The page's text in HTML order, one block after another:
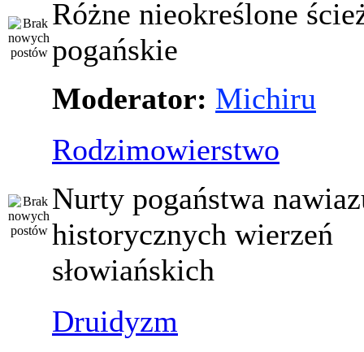
Różne nieokreślone
pogańskie
Moderator: Michiru
Rodzimowierstwo
Nurty pogaństwa
historycznych wierzeń
słowiańskich
Druidyzm